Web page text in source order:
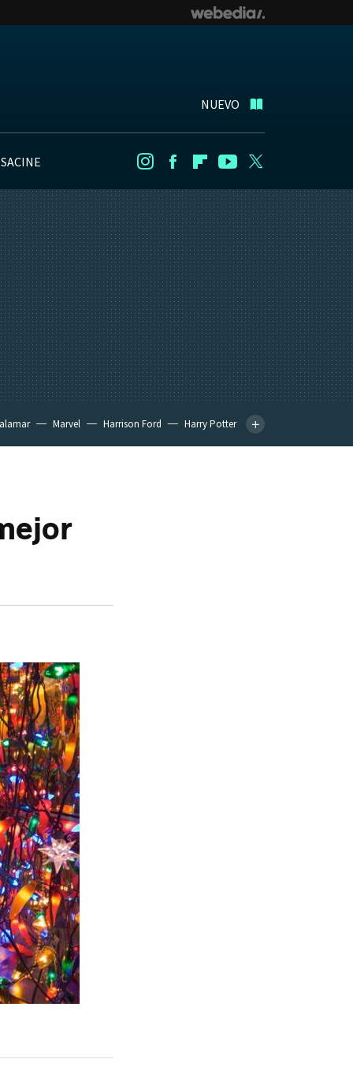
NUEVO
InstagramFacebookFlipboard
Youtube
Marvel Harrison Ford
Harry Potter